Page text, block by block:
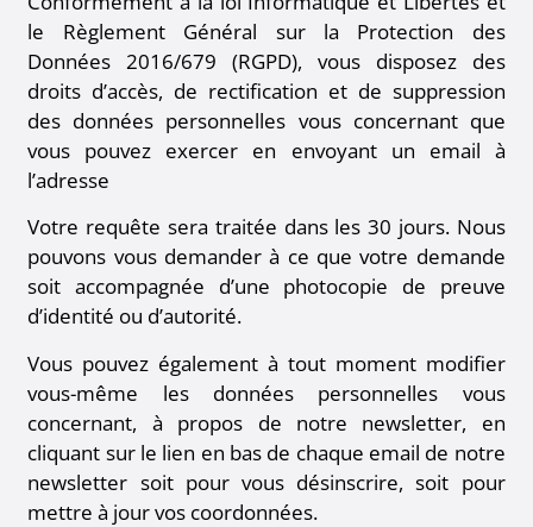
le Règlement Général sur la Protection des
Données 2016/679 (RGPD), vous disposez des
droits d’accès, de rectification et de suppression
des données personnelles vous concernant que
vous pouvez exercer en envoyant un email à
l’adresse
Votre requête sera traitée dans les 30 jours. Nous
pouvons vous demander à ce que votre demande
soit accompagnée d’une photocopie de preuve
d’identité ou d’autorité.
Vous pouvez également à tout moment modifier
vous-même les données personnelles vous
concernant, à propos de notre newsletter, en
cliquant sur le lien en bas de chaque email de notre
newsletter soit pour vous désinscrire, soit pour
mettre à jour vos coordonnées.